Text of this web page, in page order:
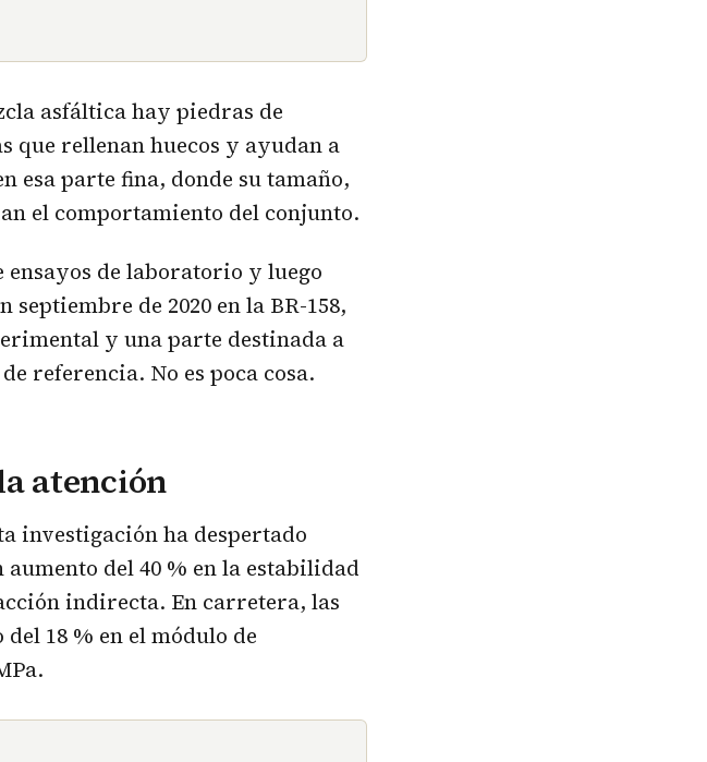
asfáltica hay piedras de
que rellenan huecos y ayudan a
esa parte fina, donde su tamaño,
el comportamiento del conjunto.
ensayos de laboratorio y luego
de 2020 en la BR-158,
y una parte destinada a
referencia. No es poca cosa.
atención
investigación ha despertado
del 40 % en la estabilidad
indirecta. En carretera, las
18 % en el módulo de